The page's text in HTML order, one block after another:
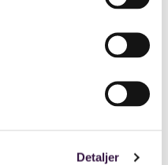
Detaljer
mottok inntekter frå
og ikkje har